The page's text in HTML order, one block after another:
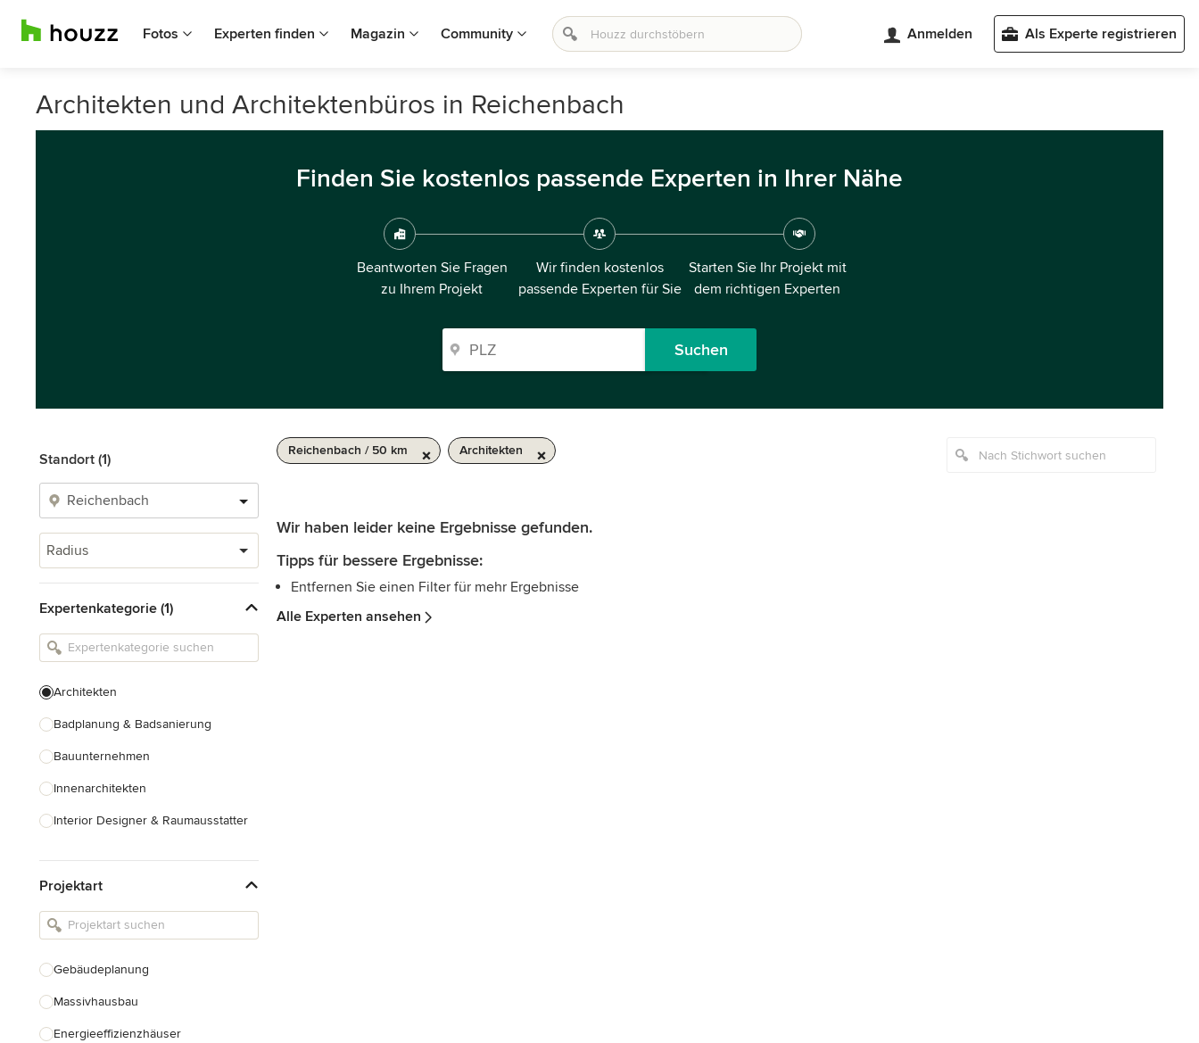
Fotos Experten finden Magazin Community Anmelden Als Experte registrieren
Architekten und Architektenbüros in Reichenbach
Finden Sie kostenlos passende Experten in Ihrer Nähe
Beantworten Sie Fragen
zu Ihrem Projekt
Wir finden kostenlos
passende Experten für Sie
Starten Sie Ihr Projekt mit
dem richtigen Experten
Suchen
Standort (1)
Radius
Expertenkategorie (1)
Architekten
Badplanung & Badsanierung
Bauunternehmen
Innenarchitekten
Interior Designer & Raumausstatter
Landschaftsarchitekten
Armaturen & Sanitärbedarf
Einbauschränke
Projektart
Gebäudeplanung
Massivhausbau
Energieeffizienzhäuser
Reichenbach / 50 km Architekten
Wir haben leider keine Ergebnisse gefunden.
Tipps für bessere Ergebnisse:
Entfernen Sie einen Filter für mehr Ergebnisse
Alle Experten ansehen